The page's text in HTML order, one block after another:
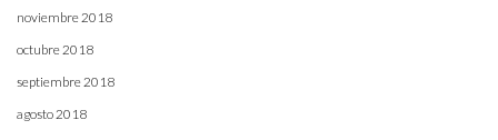
noviembre 2018
octubre 2018
septiembre 2018
agosto 2018